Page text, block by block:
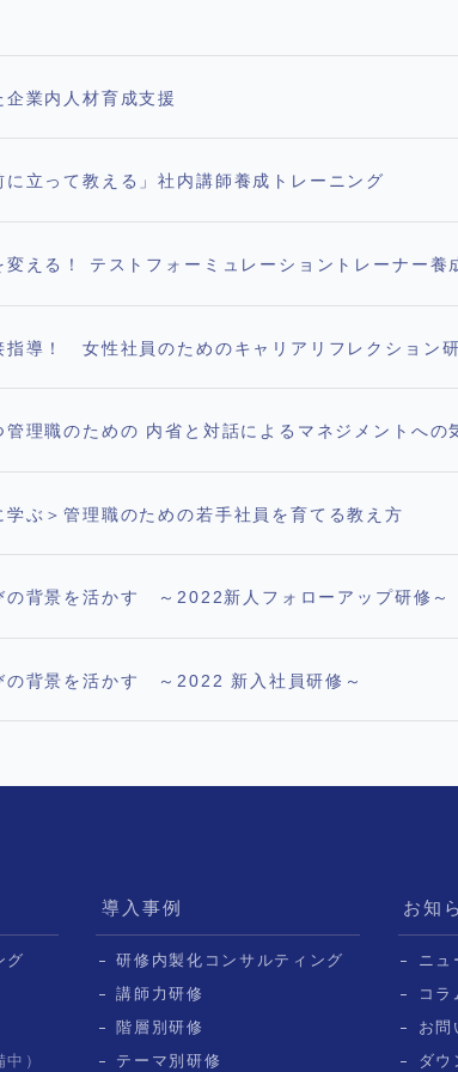
業内人材育成支援
立って教える」社内講師養成トレーニング
える！ テストフォーミュレーショントレーナー養
指導！ 女性社員のためのキャリアリフレクション
管理職のための 内省と対話によるマネジメントへ
学ぶ＞管理職のための若手社員を育てる教え方
の背景を活かす ～2022新人フォローアップ研修～
の背景を活かす ～2022 新入社員研修～
グ
）
導入事例
研修内製化コンサルティング
講師力研修
階層別研修
テーマ別研修
お知
ニュ
コラ
お問
ダウ